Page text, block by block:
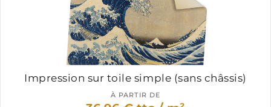
Impression sur toile simple (sans châssis)
À PARTIR DE